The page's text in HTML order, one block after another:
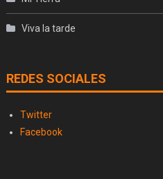
Viva la tarde
REDES SOCIALES
Twitter
Facebook